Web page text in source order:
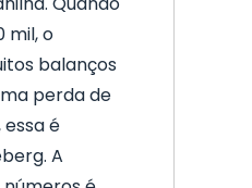
mil, o
balanços
perda de
essa é
A